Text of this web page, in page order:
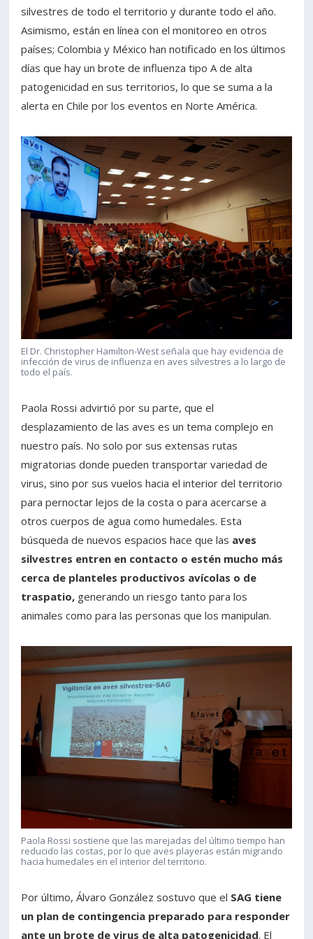
silvestres de todo el territorio y durante todo el año.
Asimismo, están en línea con el monitoreo en otros
países; Colombia y México han notificado en los últimos
días que hay un brote de influenza tipo A de alta
patogenicidad en sus territorios, lo que se suma a la
alerta en Chile por los eventos en Norte América.
El Dr. Christopher Hamilton-West señala que hay evidencia de
infección de virus de influenza en aves silvestres a lo largo de
todo el país.
Paola Rossi advirtió por su parte, que el
desplazamiento de las aves es un tema complejo en
nuestro país. No solo por sus extensas rutas
migratorias donde pueden transportar variedad de
virus, sino por sus vuelos hacia el interior del territorio
para pernoctar lejos de la costa o para acercarse a
otros cuerpos de agua como humedales. Esta
búsqueda de nuevos espacios hace que las aves
silvestres entren en contacto o estén mucho más
cerca de planteles productivos avícolas o de
traspatio, generando un riesgo tanto para los
animales como para las personas que los manipulan.
Paola Rossi sostiene que las marejadas del último tiempo han
reducido las costas, por lo que aves playeras están migrando
hacia humedales en el interior del territorio.
Por último, Álvaro González sostuvo que el SAG tiene
un plan de contingencia preparado para responder
ante un brote de virus de alta patogenicidad. El